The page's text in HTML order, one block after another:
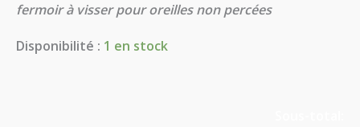
fermoir à visser pour oreilles non percées
Disponibilité : 1 en stock